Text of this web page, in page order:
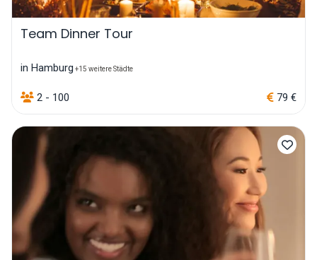
Team Dinner Tour
in Hamburg +15 weitere Städte
2 - 100 79 €